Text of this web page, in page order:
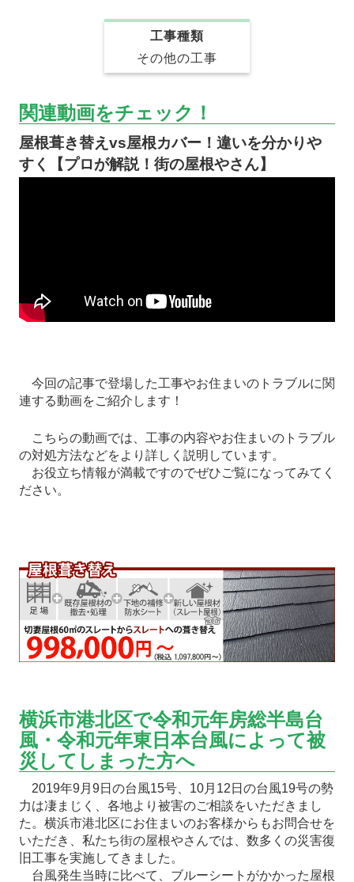
工事種類
その他の工事
関連動画をチェック！
屋根葺き替えvs屋根カバー！違いを分かりや
すく【プロが解説！街の屋根やさん】
今回の記事で登場した工事やお住まいのトラブルに関
連する動画をご紹介します！
こちらの動画では、工事の内容やお住まいのトラブル
の対処方法などをより詳しく説明しています。
お役立ち情報が満載ですのでぜひご覧になってみてく
ださい。
横浜市港北区で令和元年房総半島台
風・令和元年東日本台風によって被
災してしまった方へ
2019年9月9日の台風15号、10月12日の台風19号の勢
力は凄まじく、各地より被害のご相談をいただきまし
た。横浜市港北区にお住まいのお客様からもお問合せを
いただき、私たち街の屋根やさんでは、数多くの災害復
旧工事を実施してきました。
台風発生当時に比べて、ブルーシートがかかった屋根